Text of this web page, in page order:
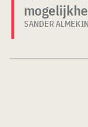
SANDER